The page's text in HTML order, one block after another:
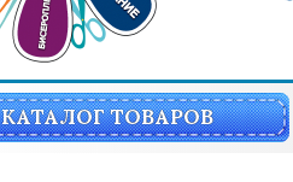
КАТАЛОГ ТОВАРОВ